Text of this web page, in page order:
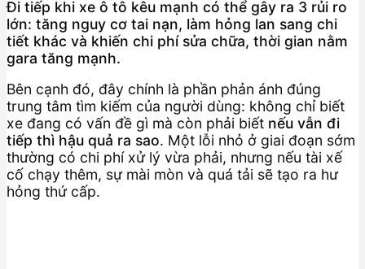
Đi tiếp khi xe ô tô kêu mạnh có thể gây ra 3 rủi ro
lớn: tăng nguy cơ tai nạn, làm hỏng lan sang chi
tiết khác và khiến chi phí sửa chữa, thời gian nằm
gara tăng mạnh.
Bên cạnh đó, đây chính là phần phản ánh đúng
trung tâm tìm kiếm của người dùng: không chỉ biết
xe đang có vấn đề gì mà còn phải biết nếu vẫn đi
tiếp thì hậu quả ra sao. Một lỗi nhỏ ở giai đoạn sớm
thường có chi phí xử lý vừa phải, nhưng nếu tài xế
cố chạy thêm, sự mài mòn và quá tải sẽ tạo ra hư
hỏng thứ cấp.